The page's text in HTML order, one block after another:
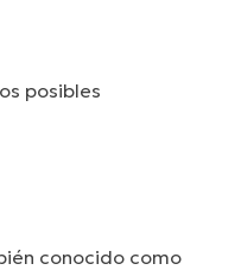
posibles
conocido como